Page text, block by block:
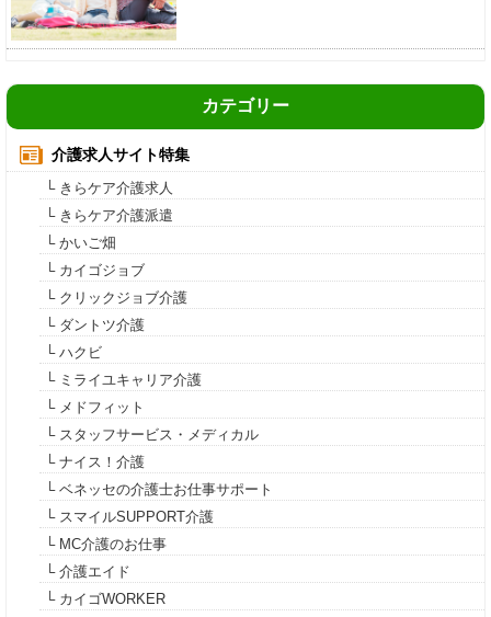
カテゴリー
介護求人サイト特集
└ きらケア介護求人
└ きらケア介護派遣
└ かいご畑
└ カイゴジョブ
└ クリックジョブ介護
└ ダントツ介護
└ ハクビ
└ ミライユキャリア介護
└ メドフィット
└ スタッフサービス・メディカル
└ ナイス！介護
└ ベネッセの介護士お仕事サポート
└ スマイルSUPPORT介護
└ MC介護のお仕事
└ 介護エイド
└ カイゴWORKER